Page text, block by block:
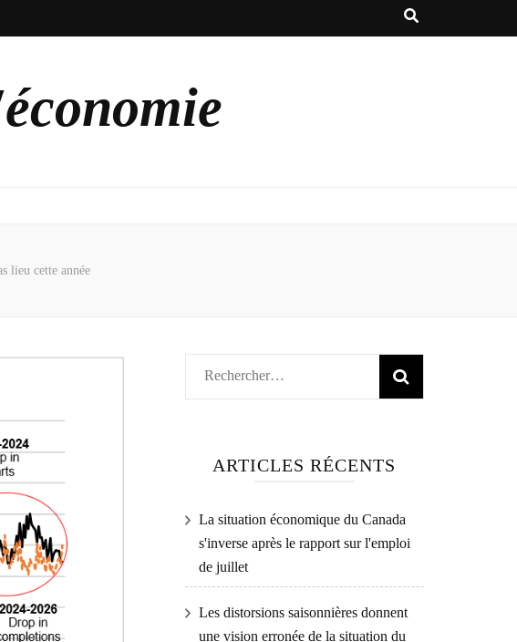
lieu cette année
Rechercher :
ARTICLES RÉCENTS
La situation économique du Canada
s'inverse après le rapport sur l'emploi
de juillet
Les distorsions saisonnières donnent
une vision erronée de la situation du